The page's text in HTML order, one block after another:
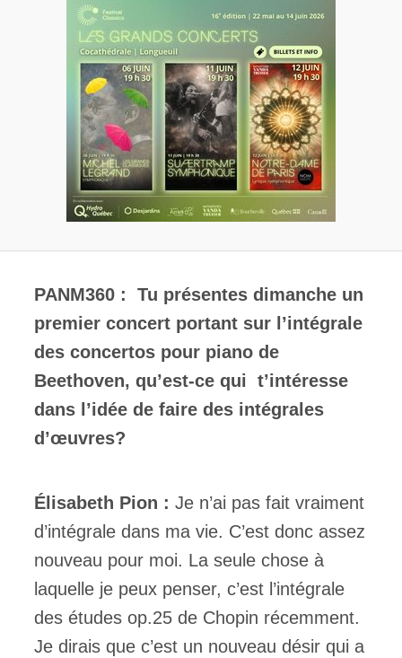
PANM360 : Tu présentes dimanche un
premier concert portant sur l’intégrale
des concertos pour piano de
Beethoven, qu’est-ce qui t’intéresse
dans l’idée de faire des intégrales
d’œuvres?
Élisabeth Pion : Je n’ai pas fait vraiment
d’intégrale dans ma vie. C’est donc assez
nouveau pour moi. La seule chose à
laquelle je peux penser, c’est l’intégrale
des études op.25 de Chopin récemment.
Je dirais que c’est un nouveau désir qui a